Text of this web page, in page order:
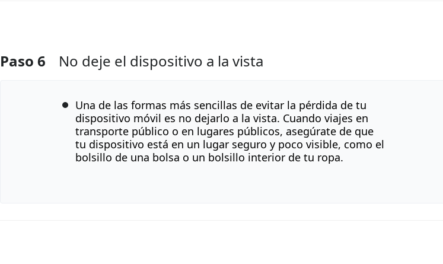
Agregar Comentario
Paso 6 No deje el dispositivo a la vista
Una de las formas más sencillas de evitar la pérdida de tu
dispositivo móvil es no dejarlo a la vista. Cuando viajes en
transporte público o en lugares públicos, asegúrate de que
tu dispositivo está en un lugar seguro y poco visible, como el
bolsillo de una bolsa o un bolsillo interior de tu ropa.